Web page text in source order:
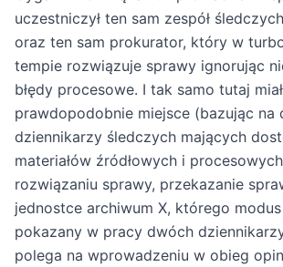
uczestniczył ten sam zespół
oraz ten sam prokurator, który w
tempie rozwiązuje sprawy ignorując
błędy procesowe. I tak samo tutaj
prawdopodobnie miejsce (bazując na
dziennikarzy śledczych mających
materiałów źródłowych i
rozwiązaniu sprawy, przekazanie
jednostce archiwum X, którego
pokazany w pracy dwóch
polega na wprowadzeniu w obieg